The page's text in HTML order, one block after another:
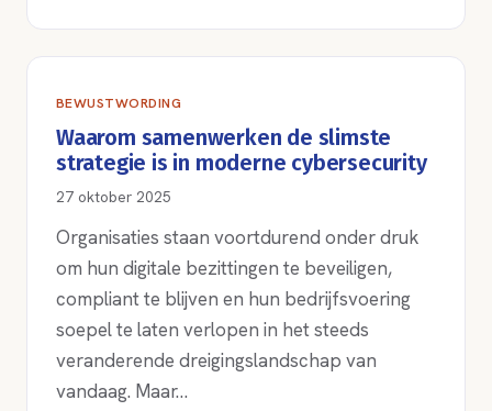
BEWUSTWORDING
Waarom samenwerken de slimste
strategie is in moderne cybersecurity
27 oktober 2025
Organisaties staan voortdurend onder druk
om hun digitale bezittingen te beveiligen,
compliant te blijven en hun bedrijfsvoering
soepel te laten verlopen in het steeds
veranderende dreigingslandschap van
vandaag. Maar…